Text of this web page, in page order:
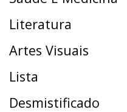
Literatura
Artes Visuais
Lista
Desmistificado